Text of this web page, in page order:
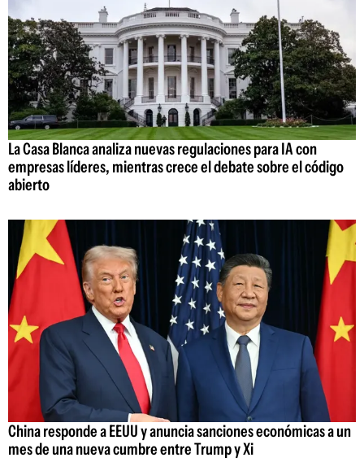
La Casa Blanca analiza nuevas regulaciones para IA con
empresas líderes, mientras crece el debate sobre el código
abierto
China responde a EEUU y anuncia sanciones económicas a un
mes de una nueva cumbre entre Trump y Xi